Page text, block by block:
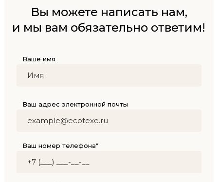
Вы можете написать нам,
и мы вам обязательно ответим!
Ваше имя
Ваш адрес электронной почты
Ваш номер телефона*